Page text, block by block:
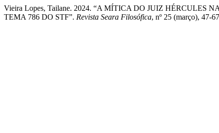
Vieira Lopes, Tailane. 2024. “A MÍTICA DO JUIZ HÉRCULES
TEMA 786 DO STF”. Revista Seara Filosófica, nº 25 (março), 47-